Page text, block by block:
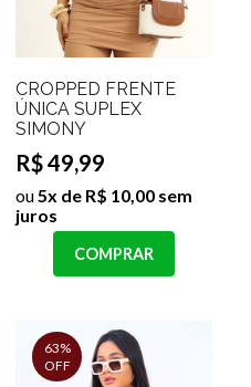
CROPPED FRENTE
ÚNICA SUPLEX
SIMONY
R$ 49,99
ou5x de R$ 10,00 sem
juros
COMPRAR
63%
OFF